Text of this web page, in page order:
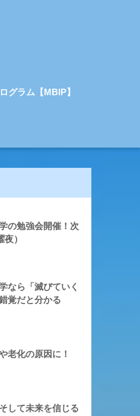
グラム【MBIP】
の勉強会開催！次
）
なら「滅びていく
覚だと分かる
老化の原因に！
して未来を信じる